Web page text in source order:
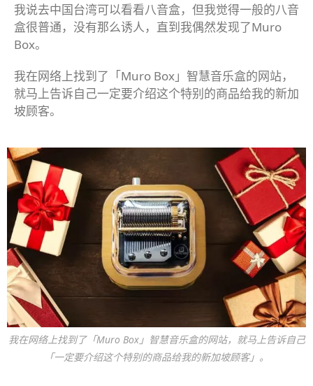
我说去中国台湾可以看看八音盒，但我觉得一般的八音
盒很普通，没有那么诱人，直到我偶然发现了Muro
Box。
我在网络上找到了「Muro Box」智慧音乐盒的网站，
就马上告诉自己一定要介绍这个特别的商品给我的新加
坡顾客。
我在网络上找到了「Muro Box」智慧音乐盒的网站，就马上告诉自己
「一定要介绍这个特别的商品给我的新加坡顾客」。